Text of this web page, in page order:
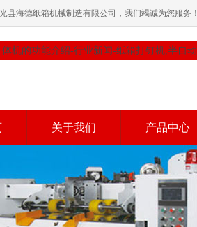
县海德纸箱机械制造有限公司，我们竭诚为您服务！
关于我们 产品中心